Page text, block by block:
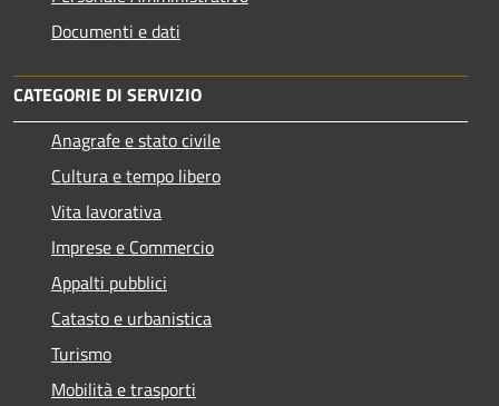
Documenti e dati
CATEGORIE DI SERVIZIO
Anagrafe e stato civile
Cultura e tempo libero
Vita lavorativa
Imprese e Commercio
Appalti pubblici
Catasto e urbanistica
Turismo
Mobilità e trasporti